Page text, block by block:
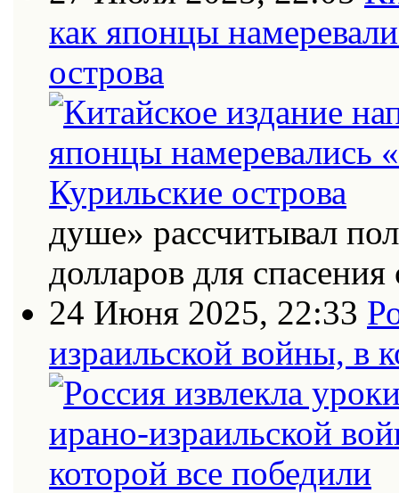
как японцы
острова
душе» рассчитывал
долларов для спасения
24 Июня 2025, 22:33
израильской войны, в